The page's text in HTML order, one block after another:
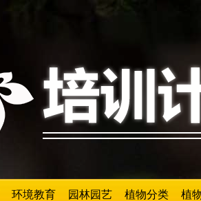
环境教育 园林园艺 植物分类 植